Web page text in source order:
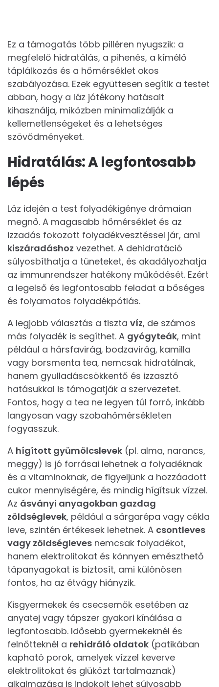
Ez a támogatás több pilléren nyugszik: a
megfelelő hidratálás, a pihenés, a kímélő
táplálkozás és a hőmérséklet okos
szabályozása. Ezek együttesen segítik a testet
abban, hogy a láz jótékony hatásait
kihasználja, miközben minimalizálják a
kellemetlenségeket és a lehetséges
szövődményeket.
Hidratálás: A legfontosabb
lépés
Láz idején a test folyadékigénye drámaian
megnő. A magasabb hőmérséklet és az
izzadás fokozott folyadékvesztéssel jár, ami
kiszáradáshoz vezethet. A dehidratáció
súlyosbíthatja a tüneteket, és akadályozhatja
az immunrendszer hatékony működését. Ezért
a legelső és legfontosabb feladat a bőséges
és folyamatos folyadékpótlás.
A legjobb választás a tiszta víz, de számos
más folyadék is segíthet. A gyógyteák, mint
például a hársfavirág, bodzavirág, kamilla
vagy borsmenta tea, nemcsak hidratálnak,
hanem gyulladáscsökkentő és izzasztó
hatásukkal is támogatják a szervezetet.
Fontos, hogy a tea ne legyen túl forró, inkább
langyosan vagy szobahőmérsékleten
fogyasszuk.
A hígított gyümölcslevek (pl. alma, narancs,
meggy) is jó forrásai lehetnek a folyadéknak
és a vitaminoknak, de figyeljünk a hozzáadott
cukor mennyiségére, és mindig hígítsuk vízzel.
Az ásványi anyagokban gazdag
zöldséglevek, például a sárgarépa vagy cékla
leve, szintén értékesek lehetnek. A csontleves
vagy zöldségleves nemcsak folyadékot,
hanem elektrolitokat és könnyen emészthető
tápanyagokat is biztosít, ami különösen
fontos, ha az étvágy hiányzik.
Kisgyermekek és csecsemők esetében az
anyatej vagy tápszer gyakori kínálása a
legfontosabb. Idősebb gyermekeknél és
felnőtteknél a rehidráló oldatok (patikában
kapható porok, amelyek vízzel keverve
elektrolitokat és glükózt tartalmaznak)
alkalmazása is indokolt lehet súlyosabb